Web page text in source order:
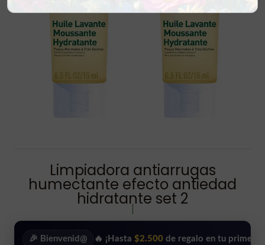
Limpiadora antiarrugas
humectante efecto antiedad
hidratante set 2
🎉 Bienvenid@ 🔥 ¡Hasta$2.500de regalo en tu primera